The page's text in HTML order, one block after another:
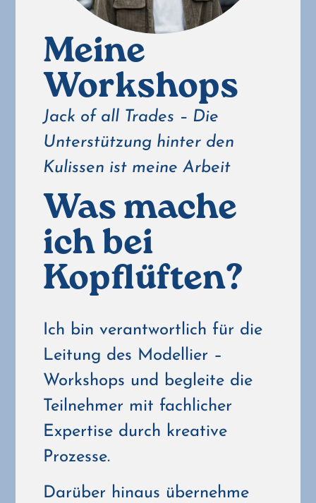
Meine
Workshops
Jack of all Trades – Die
Unterstützung hinter den
Kulissen ist meine Arbeit
Was mache
ich bei
Kopflüften?
Ich bin verantwortlich für die
Leitung des Modellier –
Workshops und begleite die
Teilnehmer mit fachlicher
Expertise durch kreative
Prozesse.
Darüber hinaus übernehme